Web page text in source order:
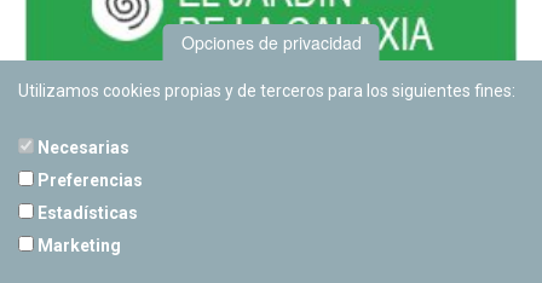
Opciones de privacidad
Utilizamos cookies propias y de terceros para los siguientes fines:
Necesarias
Preferencias
Estadísticas
Marketing